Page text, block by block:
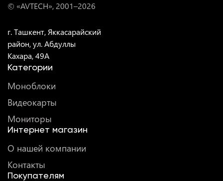
© «AVTECH», 2001–2026
г. Ташкент, Яккасарайский
район, ул. Абдуллы
Кахара, 49A
Категории
Моноблоки
Видеокарты
Мониторы
Интернет магазин
О нашей компании
Контакты
Покупателям